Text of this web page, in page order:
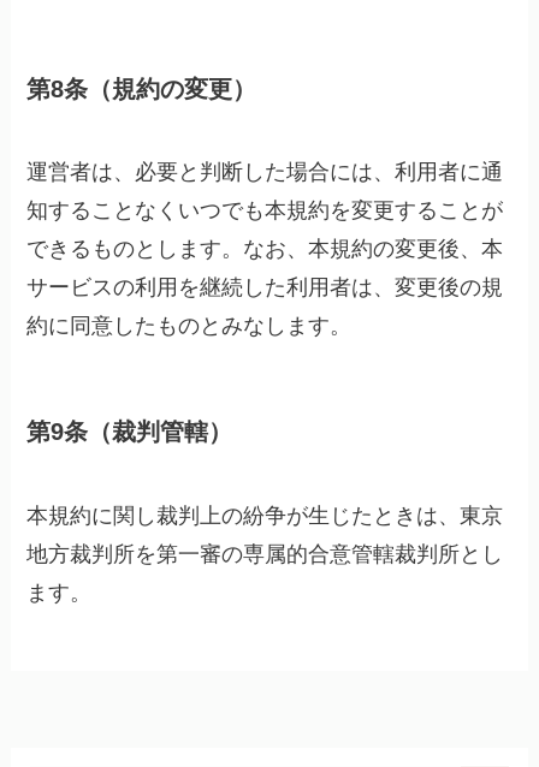
第8条（規約の変更）
運営者は、必要と判断した場合には、利用者に通
知することなくいつでも本規約を変更することが
できるものとします。なお、本規約の変更後、本
サービスの利用を継続した利用者は、変更後の規
約に同意したものとみなします。
第9条（裁判管轄）
本規約に関し裁判上の紛争が生じたときは、東京
地方裁判所を第一審の専属的合意管轄裁判所とし
ます。